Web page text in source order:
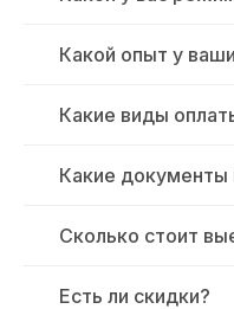
Какой опыт у
Какие виды
Какие документы
Сколько стоит
Есть ли скидки?